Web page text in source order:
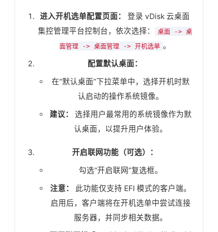
进入开机选单配置页面：
登录 vDisk 云桌面
集控管理平台控制台，依次选择：
桌面 -> 桌
面管理 -> 桌面管理 -> 开机选单 。
配置默认桌面：
在“默认桌面”下拉菜单中，选择开机时默
认启动的操作系统镜像。
建议：
选择用户最常用的系统镜像作为默
认桌面，以提升用户体验。
开启联网功能（可选）：
勾选“开启联网”复选框。
注意：
此功能仅支持 EFI 模式的客户端。
启用后，客户端将在开机选单中尝试连接
服务器，并同步相关数据。